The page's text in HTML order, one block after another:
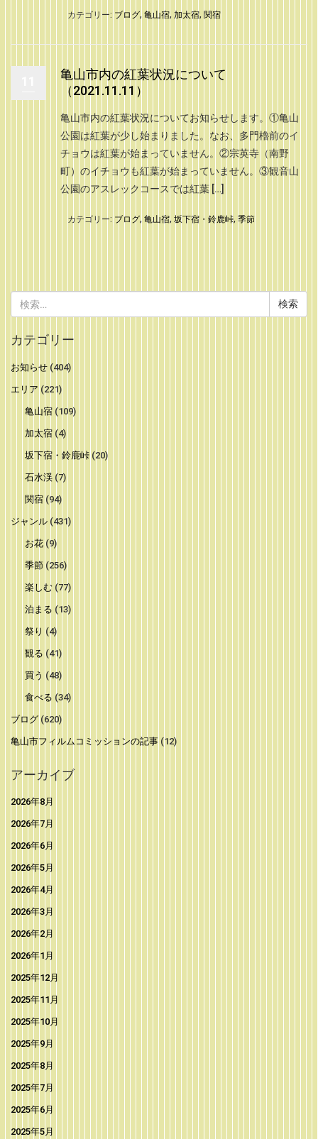
カテゴリー: ブログ, 亀山宿, 加太宿, 関宿
亀山市内の紅葉状況について
（2021.11.11）
亀山市内の紅葉状況についてお知らせします。①亀山
公園は紅葉が少し始まりました。なお、多門櫓前のイ
チョウは紅葉が始まっていません。②宗英寺（南野
町）のイチョウも紅葉が始まっていません。③観音山
公園のアスレックコースでは紅葉 […]
カテゴリー: ブログ, 亀山宿, 坂下宿・鈴鹿峠, 季節
索:
カテゴリー
お知らせ (404)
エリア (221)
亀山宿(109)
加太宿(4)
坂下宿・鈴鹿峠(20)
石水渓(7)
関宿(94)
ジャンル (431)
お花(9)
季節 (256)
楽しむ (77)
泊まる (13)
祭り (4)
観る (41)
買う (48)
食べる (34)
ブログ (620)
亀山市フィルムコミッションの記事 (12)
アーカイブ
2026年8月
2026年7月
2026年6月
2026年5月
2026年4月
2026年3月
2026年2月
2026年1月
2025年12月
2025年11月
2025年10月
2025年9月
2025年8月
2025年7月
2025年6月
2025年5月